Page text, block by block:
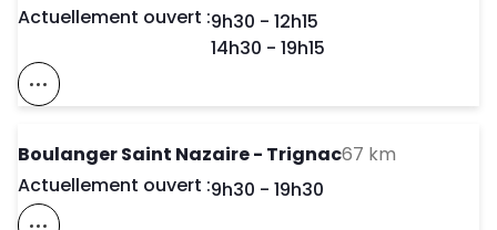
Actuellement ouvert :Day of the Week
9h30 - 12h15
14h30 - 19h15
Voir Ce Magasin Sur La Carte
Boulanger Saint Nazaire - Trignac67 km
Actuellement ouvert :Day of the Week
9h30 - 19h30